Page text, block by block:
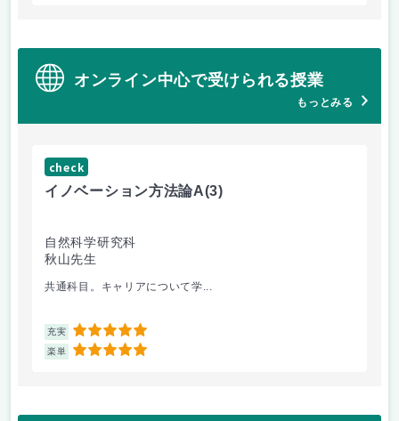
オンライン中心で受けられる授業
もっとみる
check
イノベーション方法論A(3)
自然科学研究科
秋山先生
共通科目。キャリアについて学...
充実 5
楽単 5